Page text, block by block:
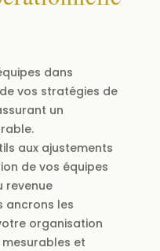
dans
vos stratégies de
un
aux ajustements
de vos équipes
revenue
ancrons les
organisation
et